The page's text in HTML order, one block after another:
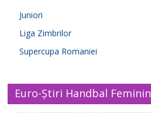
Juniori
Liga Zimbrilor
Supercupa Romaniei
Euro-Știri Handbal Feminin